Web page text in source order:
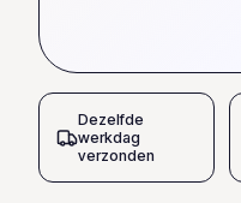
Dezelfde
werkdag
verzonden